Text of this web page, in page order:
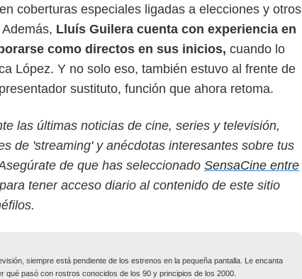
coberturas especiales ligadas a elecciones y otros
Lluís Guilera cuenta con experiencia en
como directos en sus inicios, cuando lo
López. Y no solo eso, también estuvo al frente de
sustituto, función que ahora retoma.
las últimas noticias de cine, series y televisión,
de 'streaming' y anécdotas interesantes sobre tus
de que has seleccionado SensaCine entre
para tener acceso diario al contenido de este sitio
siempre está pendiente de los estrenos en la pequeña pantalla. Le encanta
qué pasó con rostros conocidos de los 90 y principios de los 2000.